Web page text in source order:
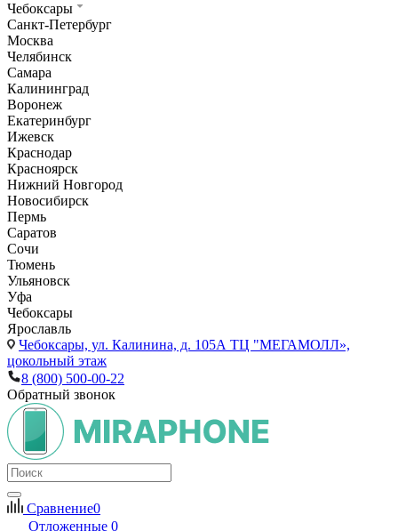
Чебоксары
Санкт-Петербург
Москва
Челябинск
Самара
Калининград
Воронеж
Екатеринбург
Ижевск
Краснодар
Красноярск
Нижний Новгород
Новосибирск
Пермь
Саратов
Сочи
Тюмень
Ульяновск
Уфа
Чебоксары
Ярославль
Чебоксары, ул. Калинина, д. 105А ТЦ "МЕГАМОЛЛ»,
цокольный этаж
8 (800) 500-00-22
Обратный звонок
Сравнение0
Отложенные 0